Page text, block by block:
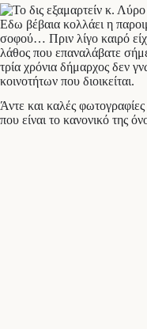
Εδω βέβαια κολλάει η
σοφού… Πριν λίγο καιρό
λάθος που επαναλάβατε
τρία χρόνια δήμαρχος δεν
κοινοτήτων που διοικείται.
Άντε και καλές
που είναι το κανονικό της